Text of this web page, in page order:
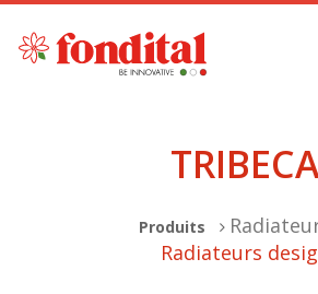
TRIBECA
Produits
Radiateurs